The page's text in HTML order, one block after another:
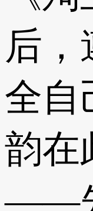
后
全自
韵在
——